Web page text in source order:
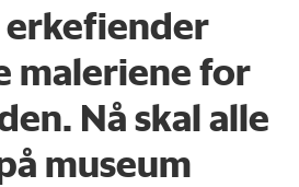
erkefiender
maleriene for
Nå skal alle
museum